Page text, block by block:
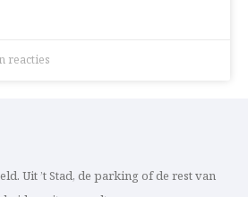
reacties
Uit ’t Stad, de parking of de rest van